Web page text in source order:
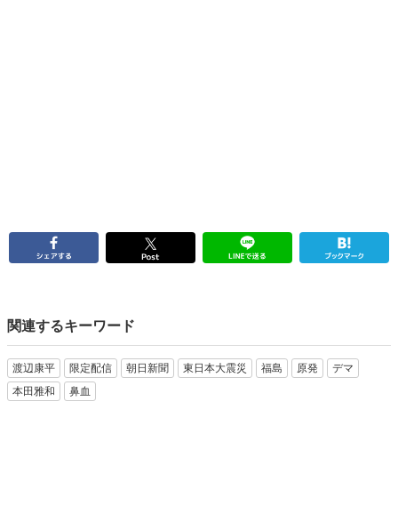
関連するキーワード
渡辺康平 限定配信 朝日新聞 東日本大震災 福島 原発
デマ
本田雅和
鼻血